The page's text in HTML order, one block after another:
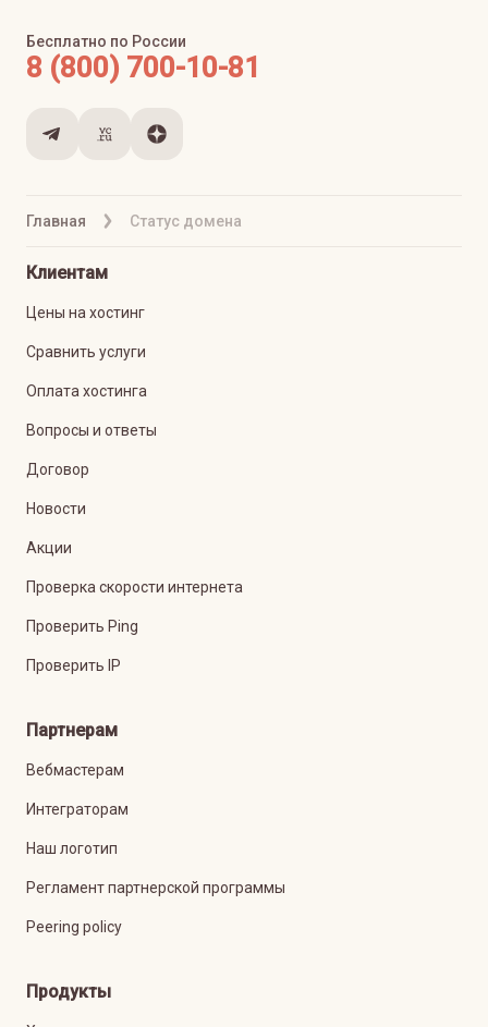
Главная Статус домена
Бесплатно по России
8 (800) 700-10-81
Клиентам
Цены на хостинг
Сравнить услуги
Оплата хостинга
Вопросы и ответы
Договор
Новости
Акции
Проверка скорости интернета
Проверить Ping
Проверить IP
Партнерам
Вебмастерам
Интеграторам
Наш логотип
Регламент партнерской программы
Peering policy
Продукты